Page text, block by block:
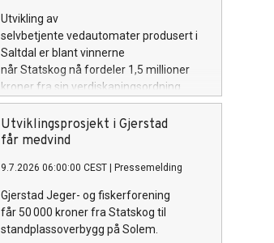
Utvikling av
selvbetjente vedautomater produsert i
Saltdal er blant vinnerne
når Statskog nå fordeler 1,5 millioner
kroner fra sin verdiskapingsordning.
Utviklingsprosjekt i Gjerstad
får medvind
9.7.2026 06:00:00 CEST Pressemelding
Gjerstad Jeger- og fiskerforening
får 50 000 kroner fra Statskog til
standplassoverbygg på Solem.